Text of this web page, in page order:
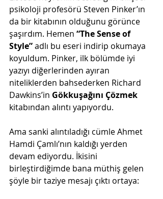
psikoloji profesörü Steven Pinker’ın
da bir kitabının olduğunu görünce
şaşırdım. Hemen “The Sense of
Style” adlı bu eseri indirip okumaya
koyuldum. Pinker, ilk bölümde iyi
yazıyı diğerlerinden ayıran
niteliklerden bahsederken Richard
Dawkins’in Gökkuşağını Çözmek
kitabından alıntı yapıyordu.
Ama sanki alıntıladığı cümle Ahmet
Hamdi Çamlı’nın kaldığı yerden
devam ediyordu. İkisini
birleştirdiğimde bana müthiş gelen
şöyle bir taziye mesajı çıktı ortaya: